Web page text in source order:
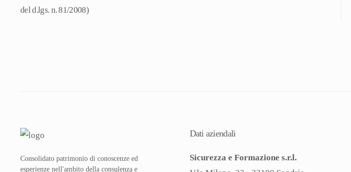
del d.lgs. n. 81/2008)
Consolidato patrimonio di conoscenze ed
esperienze nell'ambito della consulenza e
Dati aziendali
Sicurezza e Formazione s.r.l.